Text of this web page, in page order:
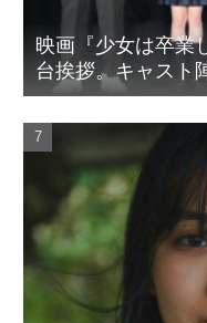
映画『少女は卒業
台挨拶。キャスト